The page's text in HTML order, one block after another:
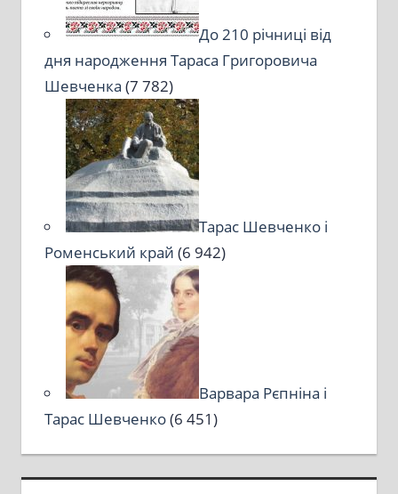
До 210 річниці від
дня народження Тараса Григоровича
Шевченка (7 782)
Тарас Шевченко і
Роменський край (6 942)
Варвара Рєпніна і
Тарас Шевченко(6 451)